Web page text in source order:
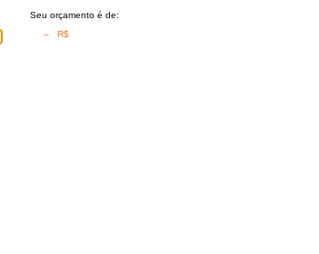
Seu orçamento é de:
– R$